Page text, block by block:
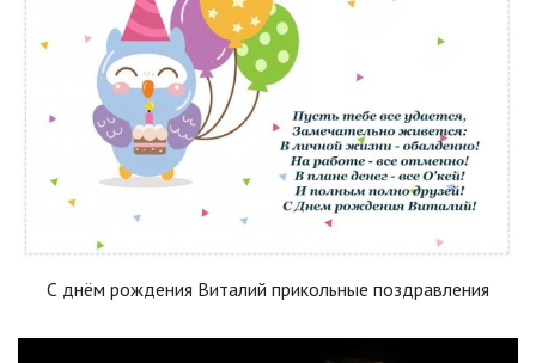
С днём рождения Виталий прикольные поздравления